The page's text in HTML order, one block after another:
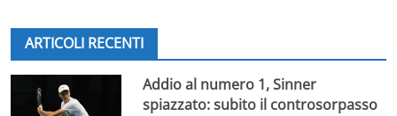
ARTICOLI RECENTI
Addio al numero 1, Sinner
spiazzato: subito il controsorpasso